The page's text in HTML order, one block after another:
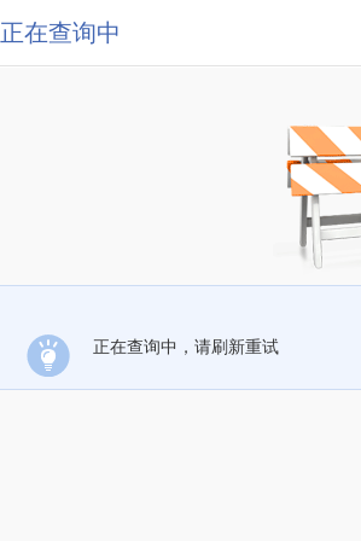
正在查询中
正在查询中，请刷新重试